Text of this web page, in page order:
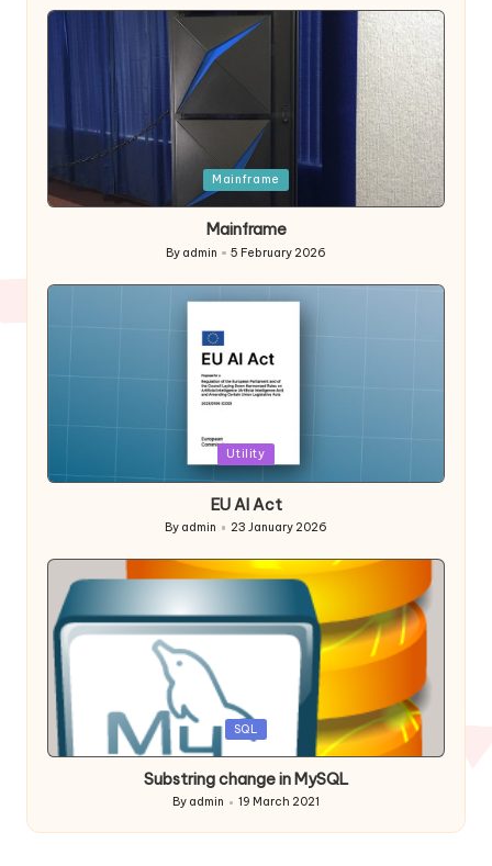
Posted
in
Mainframe
Mainframe
Posted
By admin 5 February 2026
Utility
EU AI Act
Posted
by
By admin 23 January 2026
Posted
in
SQL
Substring change in MySQL
Posted
by
By admin 19 March 2021